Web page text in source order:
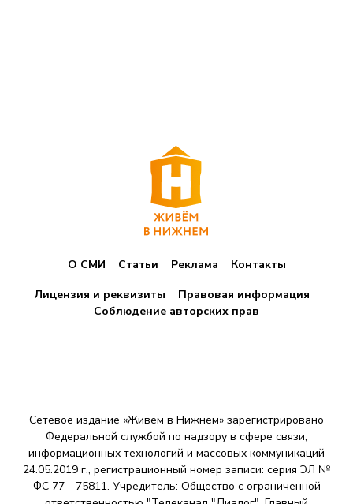
О СМИ Статьи Реклама
Контакты
Лицензия и реквизиты
Правовая информация
Соблюдение авторских прав
Сетевое издание «Живём в Нижнем» зарегистрировано
Федеральной службой по надзору в сфере связи,
информационных технологий и массовых коммуникаций
24.05.2019 г., регистрационный номер записи: серия ЭЛ №
ФС 77 - 75811. Учредитель: Общество с ограниченной